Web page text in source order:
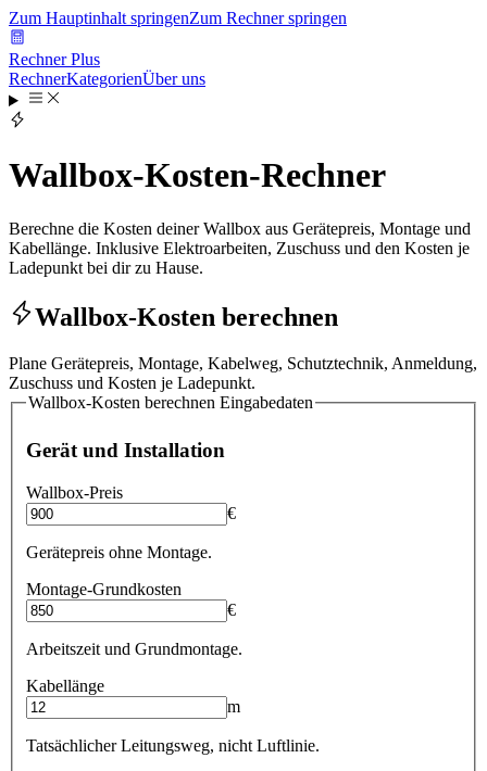
Zum Hauptinhalt springenZum Rechner springen
Rechner Plus
RechnerKategorienÜber uns
Wallbox-Kosten-Rechner
Berechne die Kosten deiner Wallbox aus Gerätepreis, Montage und
Kabellänge. Inklusive Elektroarbeiten, Zuschuss und den Kosten je
Ladepunkt bei dir zu Hause.
Wallbox-Kosten berechnen
Plane Gerätepreis, Montage, Kabelweg, Schutztechnik, Anmeldung,
Zuschuss und Kosten je Ladepunkt.
Wallbox-Kosten berechnen Eingabedaten
Gerät und Installation
Wallbox-Preis
€
Gerätepreis ohne Montage.
Montage-Grundkosten
€
Arbeitszeit und Grundmontage.
Kabellänge
m
Tatsächlicher Leitungsweg, nicht Luftlinie.